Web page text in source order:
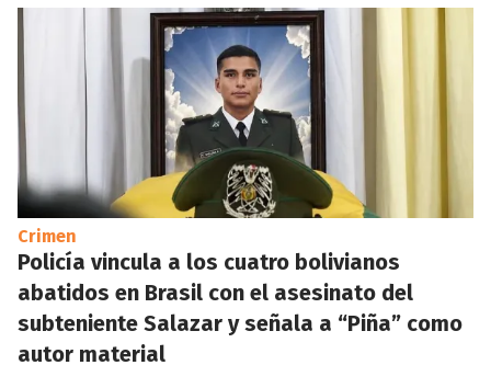
Crimen
Policía vincula a los cuatro bolivianos
abatidos en Brasil con el asesinato del
subteniente Salazar y señala a “Piña” como
autor material